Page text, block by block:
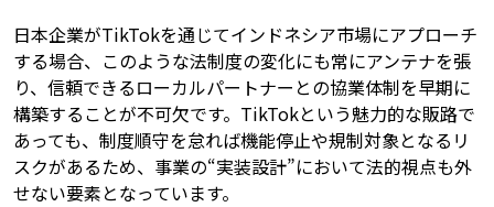
日本企業がTikTokを通じてインドネシア市場にアプローチ
する場合、このような法制度の変化にも常にアンテナを張
り、信頼できるローカルパートナーとの協業体制を早期に
構築することが不可欠です。TikTokという魅力的な販路で
あっても、制度順守を怠れば機能停止や規制対象となるリ
スクがあるため、事業の“実装設計”において法的視点も外
せない要素となっています。